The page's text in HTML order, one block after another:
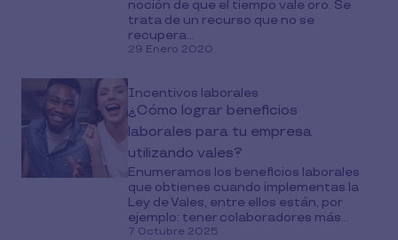
noción de que el tiempo vale oro. Se
trata de un recurso que no se
recupera...
29 Enero 2020
Incentivos laborales
¿Cómo lograr beneficios
laborales para tu empresa
utilizando vales?
Enumeramos los beneficios laborales
que obtienes cuando implementas la
Ley de Vales, entre ellos están, por
ejemplo: tener colaboradores más...
7 Octubre 2025